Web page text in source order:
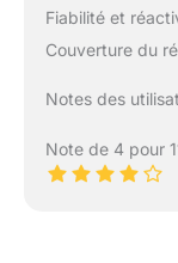
Fiabilité et
Couverture du
Notes des
Note de 4 pour